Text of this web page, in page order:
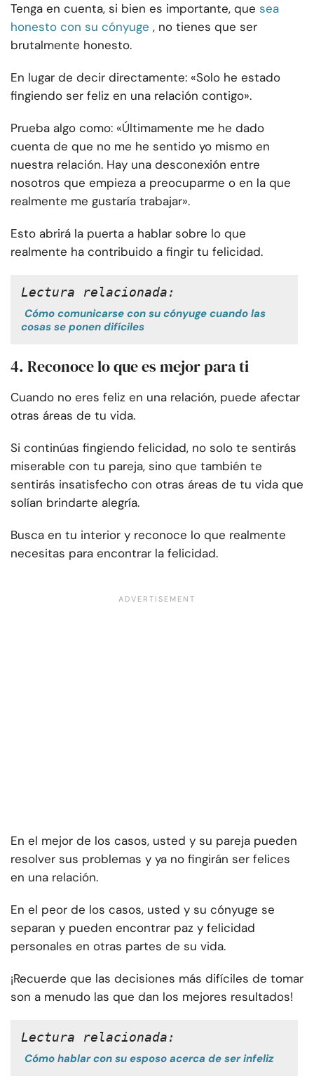
Tenga en cuenta, si bien es importante, que sea
honesto con su cónyuge , no tienes que ser
brutalmente honesto.
En lugar de decir directamente: «Solo he estado
fingiendo ser feliz en una relación contigo».
Prueba algo como: «Últimamente me he dado
cuenta de que no me he sentido yo mismo en
nuestra relación. Hay una desconexión entre
nosotros que empieza a preocuparme o en la que
realmente me gustaría trabajar».
Esto abrirá la puerta a hablar sobre lo que
realmente ha contribuido a fingir tu felicidad.
Lectura relacionada:
Cómo comunicarse con su cónyuge cuando las
cosas se ponen difíciles
4. Reconoce lo que es mejor para ti
Cuando no eres feliz en una relación, puede afectar
otras áreas de tu vida.
Si continúas fingiendo felicidad, no solo te sentirás
miserable con tu pareja, sino que también te
sentirás insatisfecho con otras áreas de tu vida que
solían brindarte alegría.
Busca en tu interior y reconoce lo que realmente
necesitas para encontrar la felicidad.
En el mejor de los casos, usted y su pareja pueden
resolver sus problemas y ya no fingirán ser felices
en una relación.
En el peor de los casos, usted y su cónyuge se
separan y pueden encontrar paz y felicidad
personales en otras partes de su vida.
¡Recuerde que las decisiones más difíciles de tomar
son a menudo las que dan los mejores resultados!
Lectura relacionada:
Cómo hablar con su esposo acerca de ser infeliz